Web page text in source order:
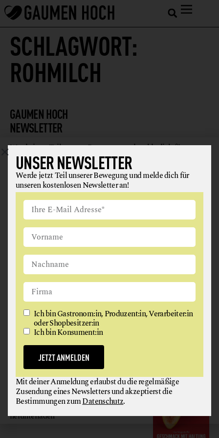
SCHLAGWORT:
ROHMILCH
GAUMEN HOCH
MAGAZIN
Hier gratis
herunterladen
GAUMEN HOCH
NEWSLETTER
Werde jetzt Teil unserer Bewegung und melde dich für
unseren kostenlosen Newsletter an!
Ich bin Gastronom:in, Produzent:in, Verarbeiter:in oder
Shopbesitzer:in
Ich bin Konsument:in
JETZT ANMELDEN
Mit deiner Anmeldung erlaubst du die regelmäßige
Zusendung eines Newsletters und akzeptierst die
Bestimmungen zum Datenschutz
UNSER NEWSLETTER
Werde jetzt Teil unserer Bewegung und melde dich für
unseren kostenlosen Newsletter an!
Ich bin Gastronom:in, Produzent:in, Verarbeiter:in
oder Shopbesitzer:in
Ich bin Konsument:in
JETZT ANMELDEN
Mit deiner Anmeldung erlaubst du die regelmäßige
Zusendung eines Newsletters und akzeptierst die
Bestimmungen zumDatenschutz.